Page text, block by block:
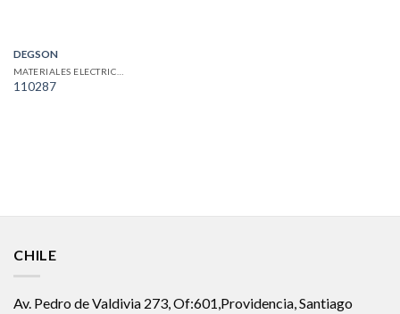
DEGSON
110287
CHILE
Av. Pedro de Valdivia 273, Of:601,Providencia, Santiago